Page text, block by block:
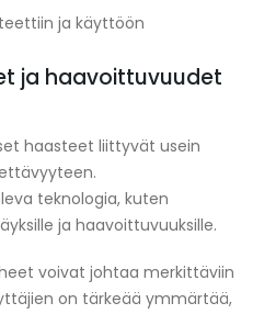
ja käyttöön
ja haavoittuvuudet
haasteet liittyvät usein
teknologia, kuten
ja haavoittuvuuksille.
voivat johtaa merkittäviin
on tärkeää ymmärtää,